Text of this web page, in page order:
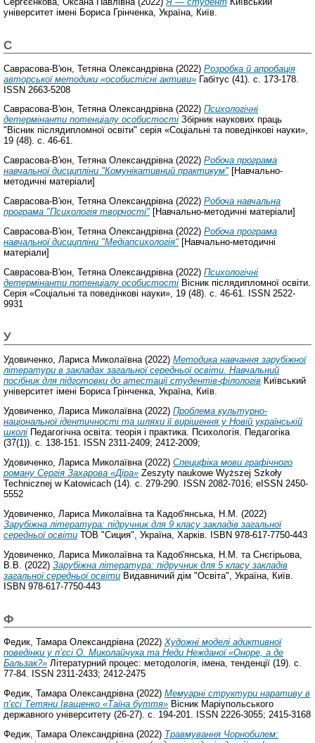
університет імені Бориса Грінченка, Україна, Київ.
С
Саврасова-В'юн, Тетяна Олександрівна (2022) Розробка й апробація
авторської методики «особистісні активи» Габітус (41). с. 173-178.
ISSN 2663-5208
Саврасова-В'юн, Тетяна Олександрівна(2022) Психологічні
детермінанти потенціалу особистості Збірник наукових праць
"Вісник післядипломної освіти" серія «Соціальні та поведінкові науки»,
19 (48). с. 46-61.
Саврасова-В'юн, Тетяна Олександрівна(2022) Робоча програма
навчальної дисципліни "Комунікативний практикум" [Навчально-
методичні матеріали]
Саврасова-В'юн, Тетяна Олександрівна (2022) Робоча навчальна
програма "Психологія творчості" [Навчально-методичні матеріали]
Саврасова-В'юн, Тетяна Олександрівна (2022) Робоча програма
навчальної дисципліни "Медіапсихологія" [Навчально-методичні
матеріали]
Саврасова-В'юн, Тетяна Олександрівна (2022) Психологічні
детермінанти потенціалу особистості Вісник післядипломної освіти.
Серія «Соціальні та поведінкові науки», 19 (48). с. 46-61. ISSN 2522-
9931
У
Удовиченко, Лариса Миколаївна(2022) Методика навчання зарубіжної
літератури в закладах загальної середньої освіти. Навчальний
посібник для підготовки до атестації студентів-філологів Київський
університет імені Бориса Грінченка, Україна, Київ.
Удовиченко, Лариса Миколаївна(2022) Проблема культурно-
національної ідентичності та шляхи її вирішення у Новій українській
школі Педагогічна освіта: теорія і практика. Психологія. Педагогіка
(37(1)). с. 138-151. ISSN 2311-2409; 2412-2009;
Удовиченко, Лариса Миколаївна (2022) Специфіка мови графічного
роману Сергія Захарова «Діра» Zeszyty naukowe Wyższej Szkoły
Technicznej w Katowicach (14). с. 279-290. ISSN 2082-7016; eISSN 2450-
5552
Удовиченко, Лариса Миколаївна та Кадоб'янська, Н.М. (2022)
Зарубіжна література: підручник для 9 класу закладів загальної
середньої освіти ТОВ "Сиция", Україна, Харків. ISBN 978-617-7750-443
Удовиченко, Лариса Миколаївна та Кадоб'янська, Н.М. та Снєгірьова,
В.В. (2022) Зарубіжна література: підручник для 5 класу закладів
загальної середньої освіти Видавничий дім "Освіта", Україна, Київ.
ISBN 978-617-7750-443
Ф
Федик, Тамара Олександрівна(2022) Художні моделі адиктивної
поведінки у п’єсі О. Миколайчука та Неди Нежданої «Оноре, а де
Бальзак?» Літературний процес: методологія, імена, тенденції (19). с.
77-84. ISSN 2311-2433; 2412-2475
Федик, Тамара Олександрівна(2022) Мемуарні структури наративу в
п’єсі Тетяни Іващенко «Таїна буття» Вісник Маріупольського
державного університету (26-27). с. 194-201. ISSN 2226-3055; 2415-3168
Федик, Тамара Олександрівна (2022) Травмування Чорнобилем: